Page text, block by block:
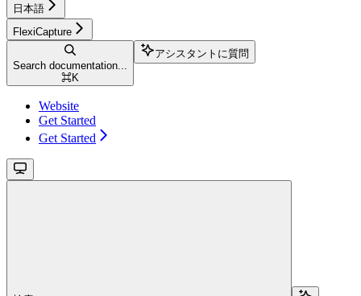
日本語
FlexiCapture
Search documentation...
⌘K
アシスタントに質問
Website
Get Started
Get Started